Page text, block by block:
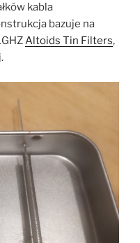
kabla
bazuje na
Altoids Tin Filters,